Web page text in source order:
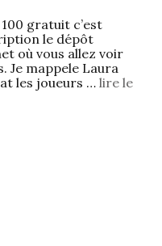
gratuit c’est
le dépôt
où vous allez voir
Je mappele Laura
les joueurs … lire le